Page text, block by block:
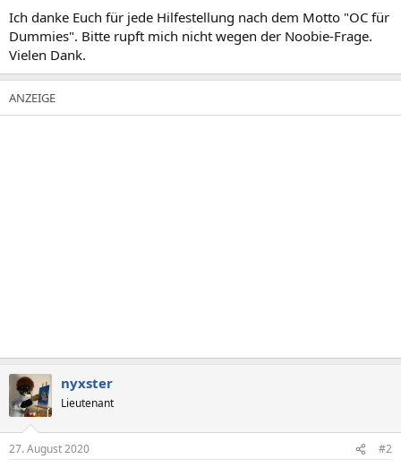
Ich danke Euch für jede Hilfestellung nach dem Motto "OC für
Dummies". Bitte rupft mich nicht wegen der Noobie-Frage.
Vielen Dank.
nyxster
Lieutenant
27. August 2020 #2